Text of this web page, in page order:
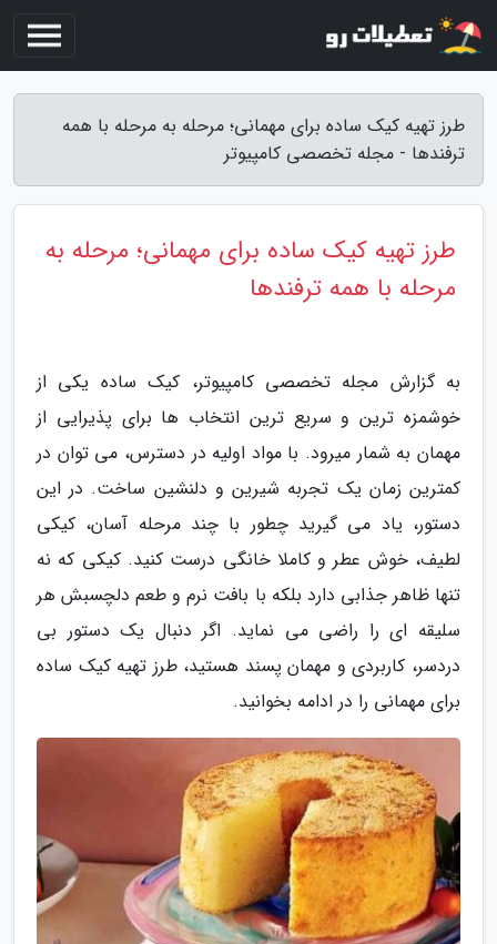
طرز تهیه کیک ساده برای مهمانی؛ مرحله به مرحله با همه
ترفندها - مجله تخصصی کامپیوتر
طرز تهیه کیک ساده برای مهمانی؛ مرحله به
مرحله با همه ترفندها
به گزارش مجله تخصصی کامپیوتر، کیک ساده یکی از
خوشمزه ترین و سریع ترین انتخاب ها برای پذیرایی از
مهمان به شمار میرود. با مواد اولیه در دسترس، می توان در
کمترین زمان یک تجربه شیرین و دلنشین ساخت. در این
دستور، یاد می گیرید چطور با چند مرحله آسان، کیکی
لطیف، خوش عطر و کاملا خانگی درست کنید. کیکی که نه
تنها ظاهر جذابی دارد بلکه با بافت نرم و طعم دلچسبش هر
سلیقه ای را راضی می نماید. اگر دنبال یک دستور بی
دردسر، کاربردی و مهمان پسند هستید، طرز تهیه کیک ساده
برای مهمانی را در ادامه بخوانید.